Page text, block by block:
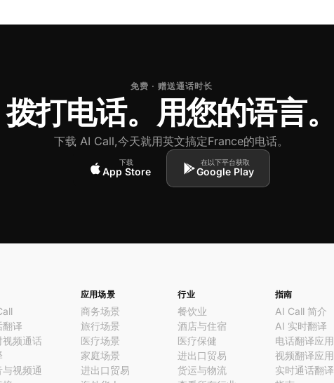
免费 · 赠送通话时长
拨打电话。用您的语言。
下载 AI Call,今天就用英文搞定France的电话。
下载
App Store
在以下平台获取
Google Play
翻译
视频通话
与视频通
应用场景
商务场景
旅行场景
医疗场景
家庭场景
进出口贸易
行业
餐饮业
酒店与住宿
医疗保健
进出口贸易
货运与物流
指南
AI Call 简介
AI 实时翻译
电话翻译应用
视频翻译应用
实时通话翻译